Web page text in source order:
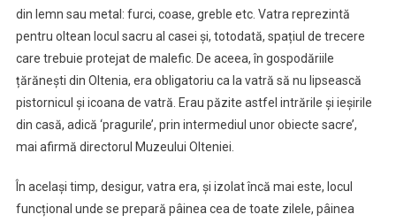
din lemn sau metal: furci, coase, greble etc. Vatra reprezintă
pentru oltean locul sacru al casei și, totodată, spațiul de trecere
care trebuie protejat de malefic. De aceea, în gospodăriile
țărănești din Oltenia, era obligatoriu ca la vatră să nu lipsească
pistornicul și icoana de vatră. Erau păzite astfel intrările și ieșirile
din casă, adică ‘pragurile’, prin intermediul unor obiecte sacre’,
mai afirmă directorul Muzeului Olteniei.
În același timp, desigur, vatra era, și izolat încă mai este, locul
funcțional unde se prepară pâinea cea de toate zilele, pâinea